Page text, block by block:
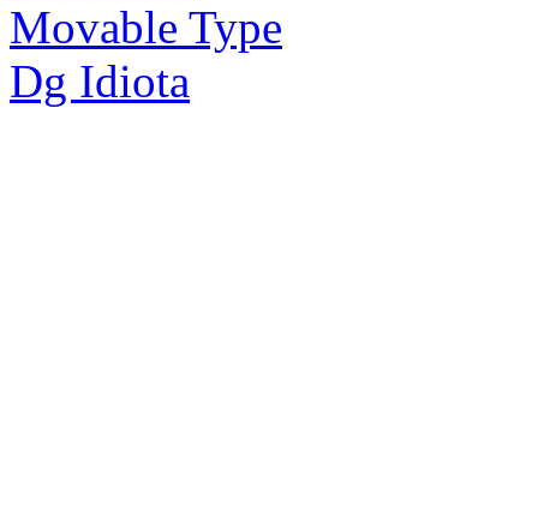
Movable Type
Dg Idiota